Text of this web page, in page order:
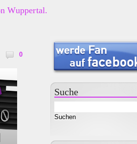
Wuppertal.
0
Suche